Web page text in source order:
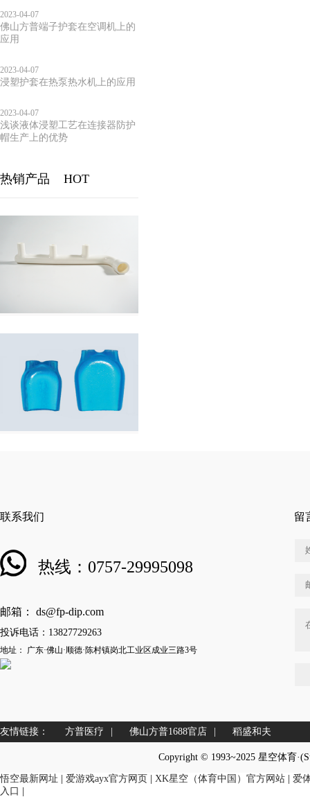
2023-04-07
佛山方普端子护套在空调机上的
应用
2023-04-07
浸塑护套在热泵热水机上的应用
2023-04-07
浅谈液体浸塑工艺在连接器防护
帽生产上的优势
热销产品 HOT
联系我们
热线：0757-29995098
邮箱： ds@fp-dip.com
投诉电话：13827729263
地址： 广东·佛山·顺德·陈村镇岗北工业区成业三路3号
留
友情链接： 方普医疗 佛山方普1688官店 稻盛和夫
Copyright © 1993~2025 星空体育
悟空最新网址 爱游戏ayx官方网页 XK星空（体育中国）官方网站
爱
入口